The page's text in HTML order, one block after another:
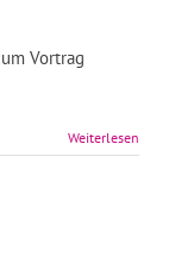
Vortrag
Weiterlesen